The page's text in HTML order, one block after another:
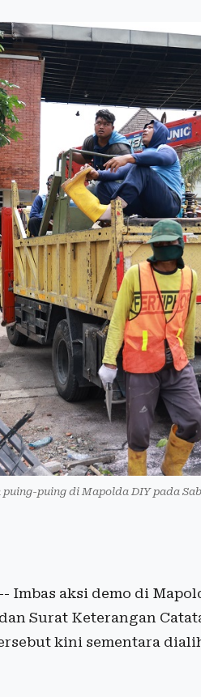
puing-puing di Mapolda DIY pada
-- Imbas aksi demo di
Surat Keterangan
kini sementara